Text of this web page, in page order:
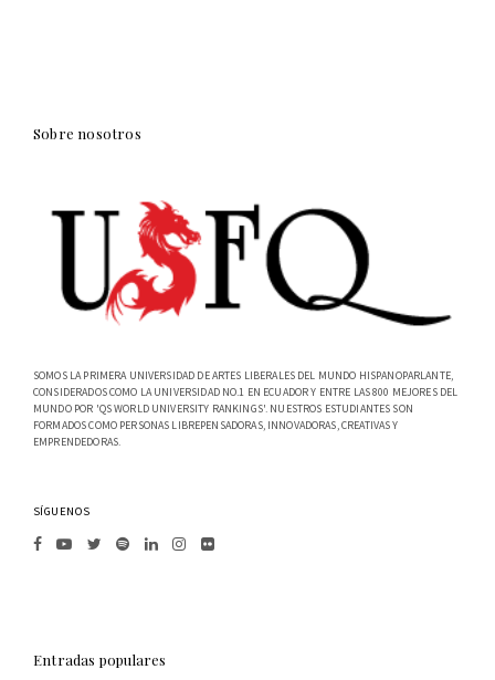
Sobre nosotros
SOMOS LA PRIMERA UNIVERSIDAD DE ARTES LIBERALES DEL MUNDO HISPANOPARLANTE,
CONSIDERADOS COMO LA UNIVERSIDAD NO.1 EN ECUADOR Y ENTRE LAS 800 MEJORES DEL
MUNDO POR 'QS WORLD UNIVERSITY RANKINGS'. NUESTROS ESTUDIANTES SON
FORMADOS COMO PERSONAS LIBREPENSADORAS, INNOVADORAS, CREATIVAS Y
EMPRENDEDORAS.
SÍGUENOS
Entradas populares